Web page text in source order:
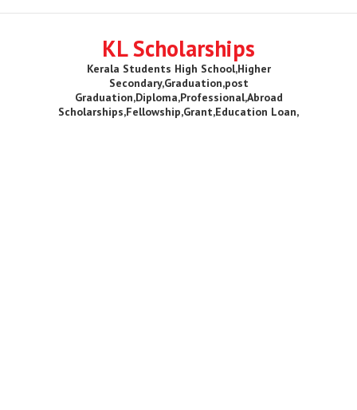
KL Scholarships
Kerala Students High School,Higher
Secondary,Graduation,post
Graduation,Diploma,Professional,Abroad
Scholarships,Fellowship,Grant,Education Loan,